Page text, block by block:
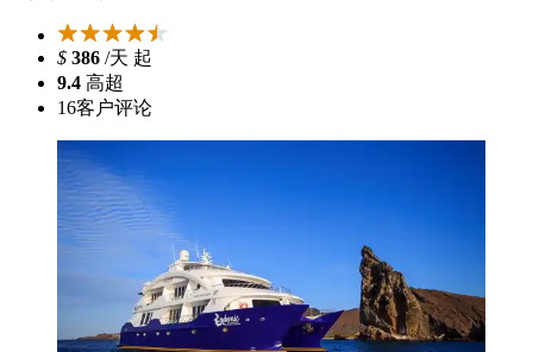
$ 386 /天 起
9.4 高超
16客户评论